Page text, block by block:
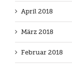
April 2018
März 2018
Februar 2018